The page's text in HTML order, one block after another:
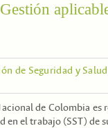
de Seguridad y
de Colombia es
en el trabajo (SST) de